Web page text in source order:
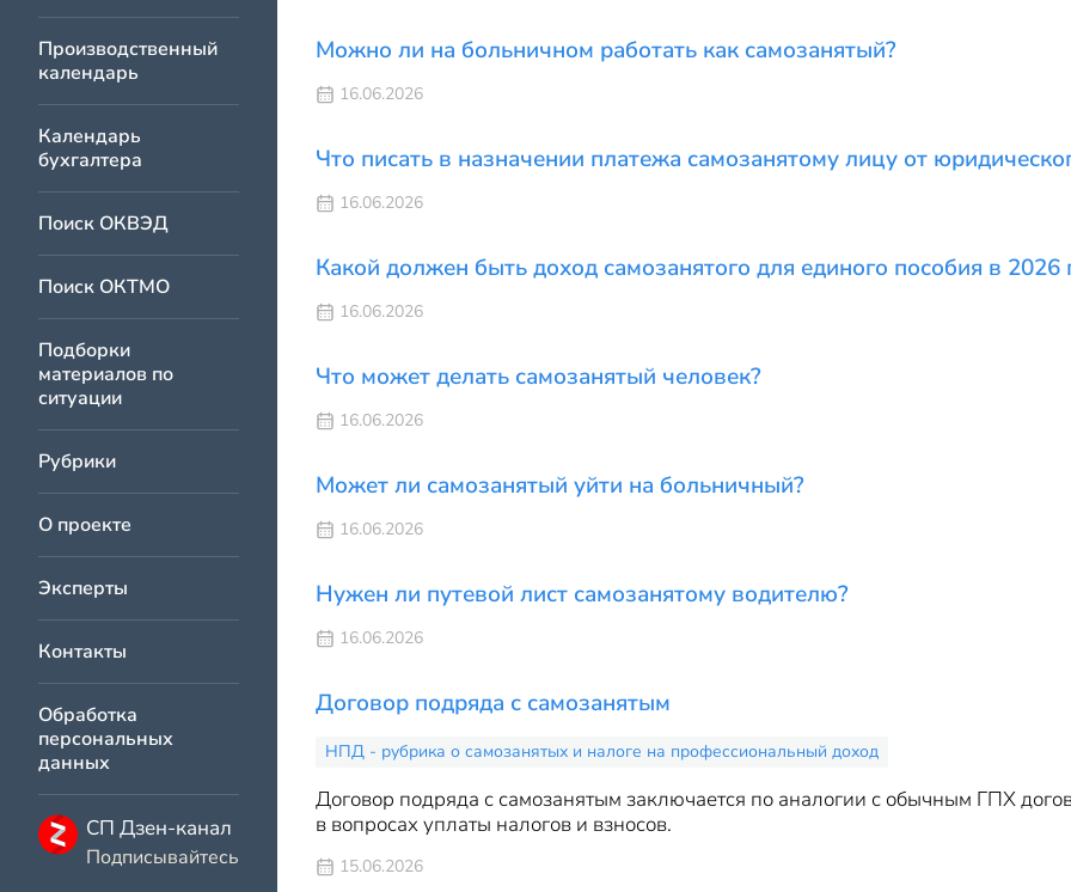
Производственный
календарь
Календарь
бухгалтера
Поиск ОКВЭД
Поиск ОКТМО
Подборки
материалов по
ситуации
Рубрики
О проекте
Эксперты
Контакты
Обработка
персональных
данных
СП Дзен-канал
Подписывайтесь
Можно ли на больничном работать как самозанятый?
16.06.2026
Что писать в назначении платежа самозанятому лицу от
16.06.2026
Какой должен быть доход самозанятого для единого пособия в 2026
16.06.2026
Что может делать самозанятый человек?
16.06.2026
Может ли самозанятый уйти на больничный?
16.06.2026
Нужен ли путевой лист самозанятому водителю?
16.06.2026
Договор подряда с самозанятым
НПД - рубрика о самозанятых и налоге на профессиональный доход
Договор подряда с самозанятым заключается по аналогии с обычным ГПХ
в вопросах уплаты налогов и взносов.
15.06.2026